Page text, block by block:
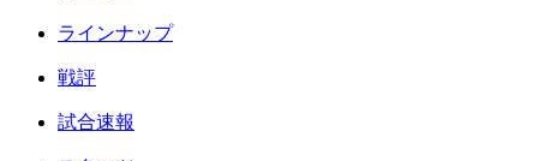
ラインナップ
戦評
試合速報